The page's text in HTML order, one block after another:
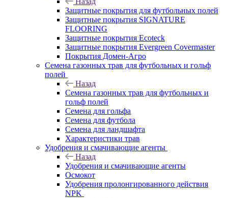
Защитные покрытия для футбольных полей
Защитные покрытия SIGNATURE
FLOORING
Защитные покрытия Ecoteck
Защитные покрытия Evergreen Covermaster
Покрытия Домен-Агро
Семена газонных трав для футбольных и гольф
полей
Назад
Семена газонных трав для футбольных и
гольф полей
Семена для гольфа
Семена для футбола
Семена для ландшафта
Характеристики трав
Удобрения и смачивающие агенты
Назад
Удобрения и смачивающие агенты
Осмокот
Удобрения пролонгированного действия
NPK